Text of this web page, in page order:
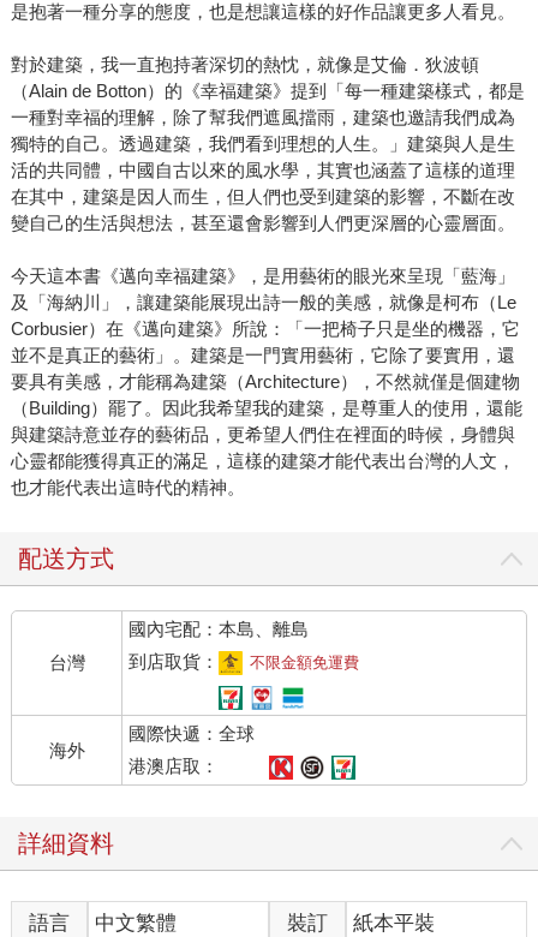
是抱著一種分享的態度，也是想讓這樣的好作品讓更多人看見。
對於建築，我一直抱持著深切的熱忱，就像是艾倫．狄波頓
（Alain de Botton）的《幸福建築》提到「每一種建築樣式，都是
一種對幸福的理解，除了幫我們遮風擋雨，建築也邀請我們成為
獨特的自己。透過建築，我們看到理想的人生。」建築與人是生
活的共同體，中國自古以來的風水學，其實也涵蓋了這樣的道理
在其中，建築是因人而生，但人們也受到建築的影響，不斷在改
變自己的生活與想法，甚至還會影響到人們更深層的心靈層面。
今天這本書《邁向幸福建築》，是用藝術的眼光來呈現「藍海」
及「海納川」，讓建築能展現出詩一般的美感，就像是柯布（Le
Corbusier）在《邁向建築》所說：「一把椅子只是坐的機器，它
並不是真正的藝術」。建築是一門實用藝術，它除了要實用，還
要具有美感，才能稱為建築（Architecture），不然就僅是個建物
（Building）罷了。因此我希望我的建築，是尊重人的使用，還能
與建築詩意並存的藝術品，更希望人們住在裡面的時候，身體與
心靈都能獲得真正的滿足，這樣的建築才能代表出台灣的人文，
也才能代表出這時代的精神。
配送方式
台灣
國內宅配：本島、離島
到店取貨：
不限金額免運費
海外
國際快遞：全球
港澳店取：
詳細資料
語言 中文繁體 裝訂
紙本平裝